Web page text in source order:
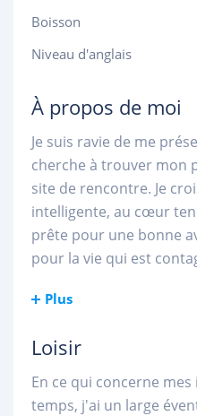
Boisson
Niveau d'anglais
À propos de moi
Je suis ravie de me
cherche à trouver mon
site de rencontre. Je
intelligente, au cœur
prête pour une bonne
pour la vie qui est
Plus
Loisir
En ce qui concerne
temps, j'ai un large